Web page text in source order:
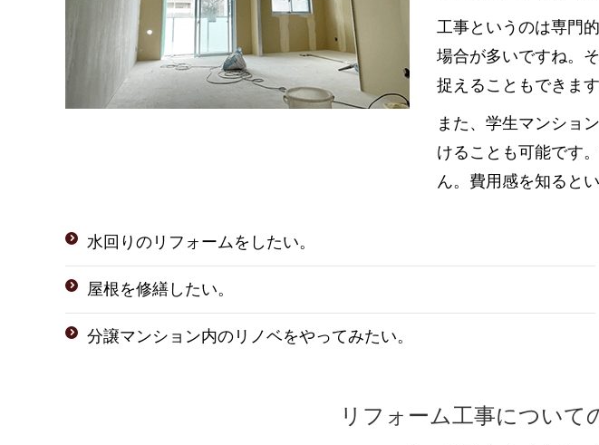
工事というのは専門
場合が多いですね。
捉えることもできま
また、学生マンショ
けることも可能です
ん。費用感を知ると
水回りのリフォームをしたい。
屋根を修繕したい。
分譲マンション内のリノベをやってみたい。
リフォーム工事について